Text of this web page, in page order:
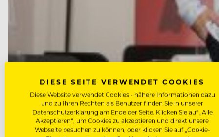
KONZEPTE & OPENINGS
So wird ein alter Dachboden
DIESE SEITE VERWENDET COOKIES
Diese Website verwendet Cookies - nähere Informationen dazu
und zu Ihren Rechten als Benutzer finden Sie in unserer
Datenschutzerklärung am Ende der Seite. Klicken Sie auf „Alle
Akzeptieren“, um Cookies zu akzeptieren und direkt unsere
Webseite besuchen zu können, oder klicken Sie auf „Cookie-